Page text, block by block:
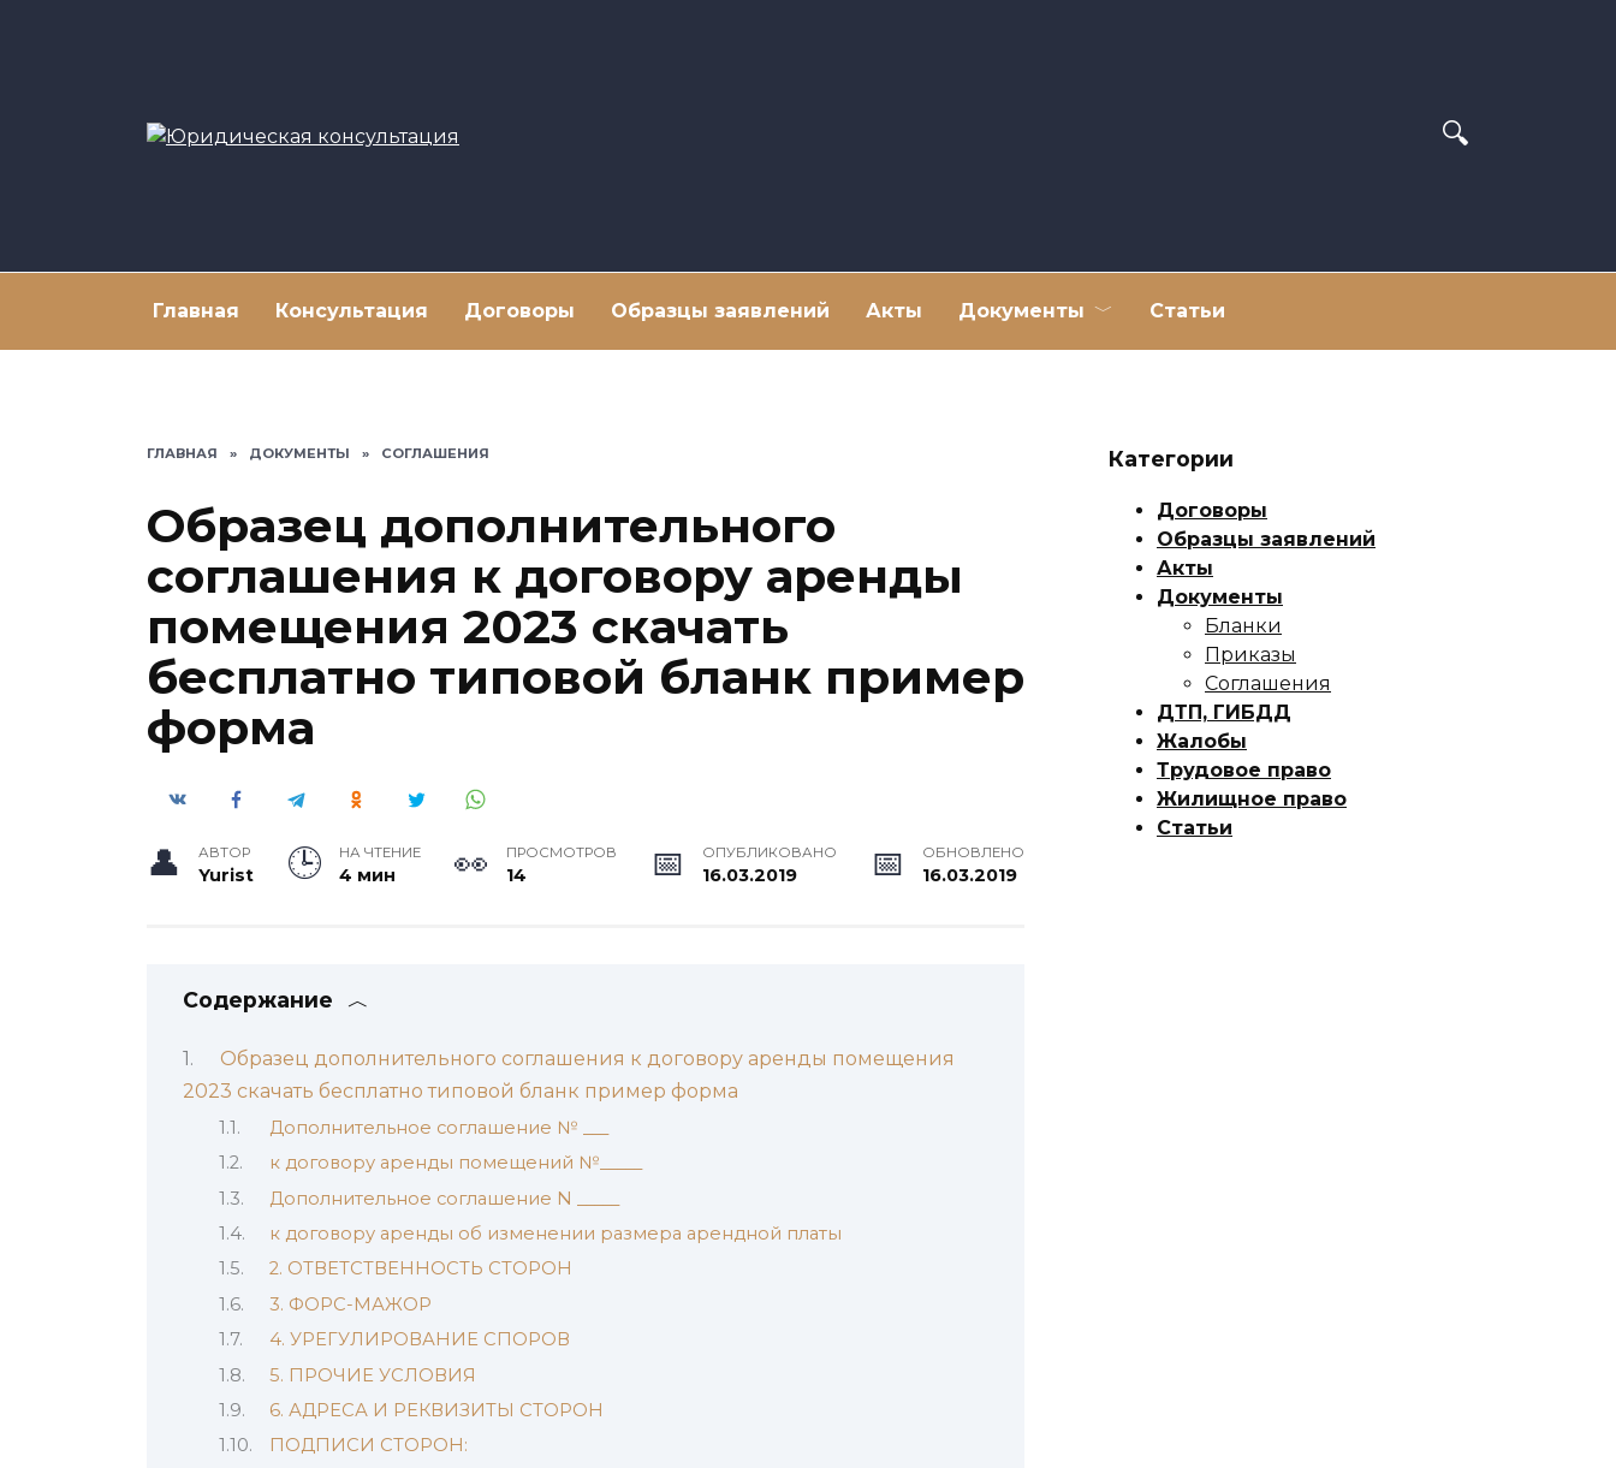
Главная Консультация Договоры Образцы заявлений Акты Документы Статьи
ГЛАВНАЯ » ДОКУМЕНТЫ » СОГЛАШЕНИЯ
Образец дополнительного
соглашения к договору аренды
помещения 2023 скачать
бесплатно типовой бланк пример
форма
АВТОР
Yurist
НА ЧТЕНИЕ
4 мин
ПРОСМОТРОВ
14
ОПУБЛИКОВАНО
16.03.2019
ОБНОВЛЕНО
16.03.2019
Содержание
Образец дополнительного соглашения к договору аренды помещения
2023 скачать бесплатно типовой бланк пример форма
Дополнительное соглашение № ___
к договору аренды помещений №_____
Дополнительное соглашение N _____
к договору аренды об изменении размера арендной платы
2. ОТВЕТСТВЕННОСТЬ СТОРОН
3. ФОРС-МАЖОР
4. УРЕГУЛИРОВАНИЕ СПОРОВ
5. ПРОЧИЕ УСЛОВИЯ
6. АДРЕСА И РЕКВИЗИТЫ СТОРОН
ПОДПИСИ СТОРОН:
Категории
Договоры
Образцы заявлений
Акты
Документы
Бланки
Приказы
Соглашения
ДТП, ГИБДД
Жалобы
Трудовое право
Жилищное право
Статьи